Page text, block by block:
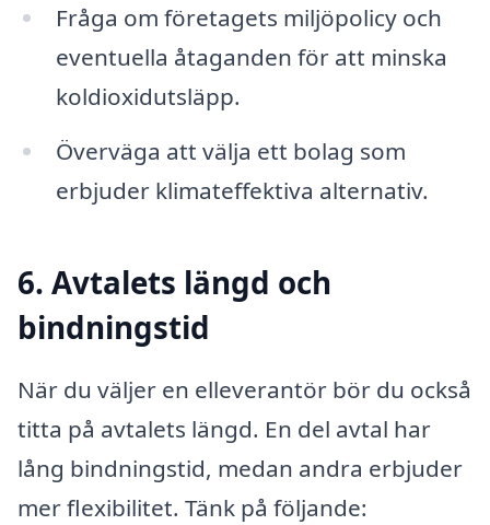
Fråga om företagets miljöpolicy och
eventuella åtaganden för att minska
koldioxidutsläpp.
Överväga att välja ett bolag som
erbjuder klimateffektiva alternativ.
6. Avtalets längd och
bindningstid
När du väljer en elleverantör bör du också
titta på avtalets längd. En del avtal har
lång bindningstid, medan andra erbjuder
mer flexibilitet. Tänk på följande: